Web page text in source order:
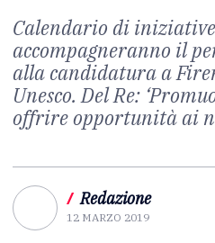
Calendario di
accompagneranno il
alla candidatura a
Unesco. Del Re:
offrire opportunità ai
/ Redazione
12 MARZO 2019